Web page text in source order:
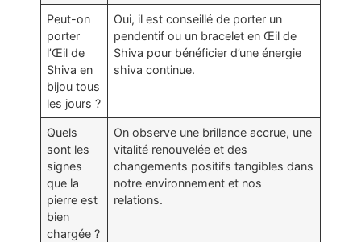
Peut-on
porter
l’Œil de
Shiva en
bijou tous
les jours ?
Oui, il est conseillé de porter un
pendentif ou un bracelet en Œil de
Shiva pour bénéficier d’une énergie
shiva continue.
Quels
sont les
signes
que la
pierre est
bien
chargée ?
On observe une brillance accrue, une
vitalité renouvelée et des
changements positifs tangibles dans
notre environnement et nos
relations.